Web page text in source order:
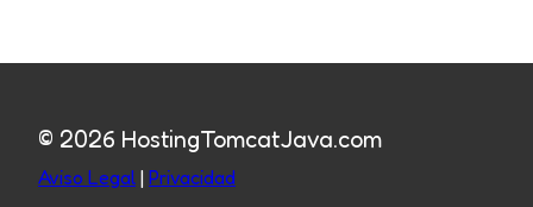
© 2026 HostingTomcatJava.com
Aviso Legal | Privacidad